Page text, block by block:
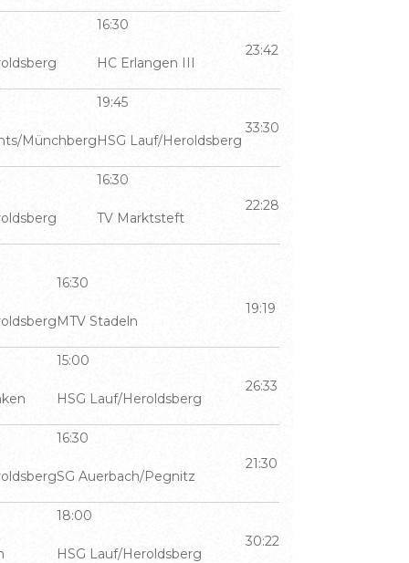
16:30
HC Erlangen III
23:42
19:45
MünchbergHSG Lauf/Heroldsberg
33:30
16:30
TV Marktsteft
22:28
16:30
MTV Stadeln
19:19
15:00
HSG Lauf/Heroldsberg
26:33
16:30
SG Auerbach/Pegnitz
21:30
18:00
HSG Lauf/Heroldsberg
30:22